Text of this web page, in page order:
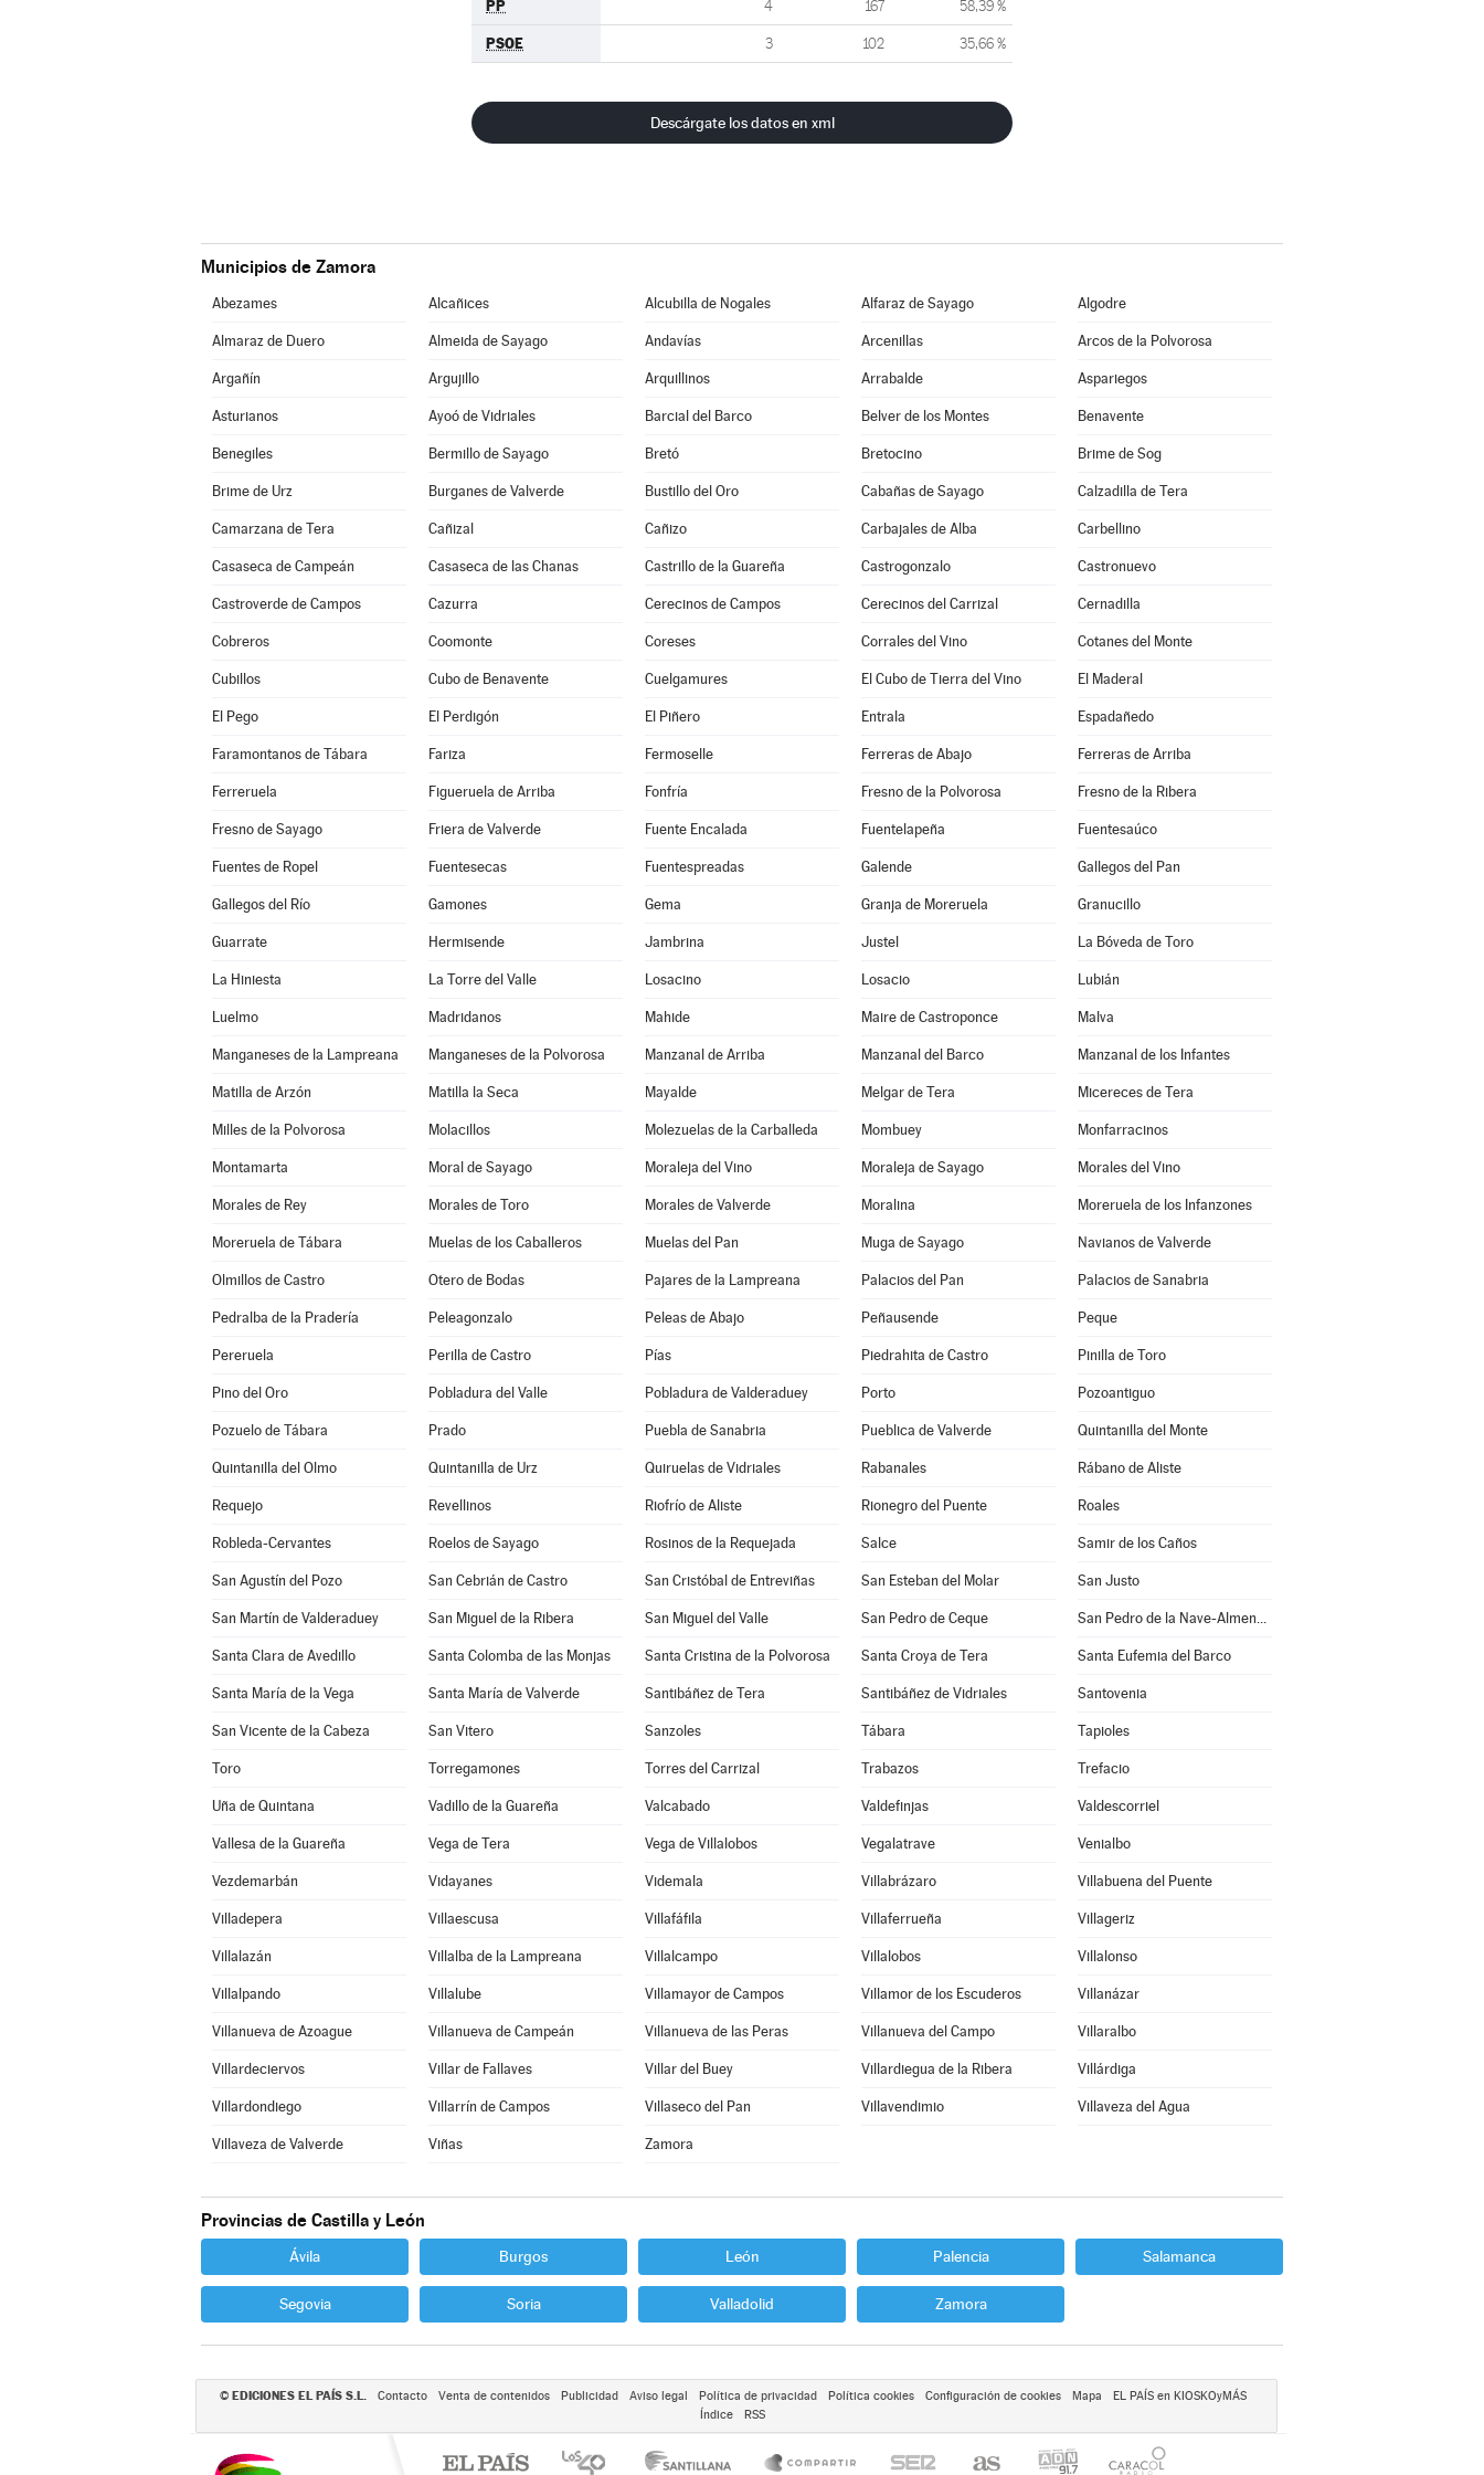
PP 4 167 58,39 %
PSOE 3 102 35,66 %
Descárgate los datos en xml
Municipios de Zamora
Abezames Alcañices Alcubilla de Nogales Alfaraz de Sayago Algodre
Almaraz de Duero Almeida de Sayago Andavías Arcenillas Arcos de la Polvorosa
Argañín Argujillo Arquillinos Arrabalde Aspariegos
Asturianos Ayoó de Vidriales Barcial del Barco Belver de los Montes Benavente
Benegiles Bermillo de Sayago Bretó Bretocino Brime de Sog
Brime de Urz Burganes de Valverde Bustillo del Oro Cabañas de Sayago Calzadilla de Tera
Camarzana de Tera Cañizal Cañizo Carbajales de Alba Carbellino
Casaseca de Campeán Casaseca de las Chanas Castrillo de la Guareña Castrogonzalo Castronuevo
Castroverde de Campos Cazurra Cerecinos de Campos Cerecinos del Carrizal Cernadilla
Cobreros Coomonte Coreses Corrales del Vino Cotanes del Monte
Cubillos Cubo de Benavente Cuelgamures El Cubo de Tierra del Vino El Maderal
El Pego El Perdigón El Piñero Entrala Espadañedo
Faramontanos de Tábara Fariza Fermoselle Ferreras de Abajo Ferreras de Arriba
Ferreruela Figueruela de Arriba Fonfría Fresno de la Polvorosa Fresno de la Ribera
Fresno de Sayago Friera de Valverde Fuente Encalada Fuentelapeña Fuentesaúco
Fuentes de Ropel Fuentesecas Fuentespreadas Galende Gallegos del Pan
Gallegos del Río Gamones Gema Granja de Moreruela Granucillo
Guarrate Hermisende Jambrina Justel La Bóveda de Toro
La Hiniesta La Torre del Valle Losacino Losacio Lubián
Luelmo Madridanos Mahide Maire de Castroponce Malva
Manganeses de la Lampreana Manganeses de la Polvorosa Manzanal de Arriba Manzanal del Barco Manzanal de los Infantes
Matilla de Arzón Matilla la Seca Mayalde Melgar de Tera Micereces de Tera
Milles de la Polvorosa Molacillos Molezuelas de la Carballeda Mombuey Monfarracinos
Montamarta Moral de Sayago Moraleja del Vino Moraleja de Sayago Morales del Vino
Morales de Rey Morales de Toro Morales de Valverde Moralina Moreruela de los Infanzones
Moreruela de Tábara Muelas de los Caballeros Muelas del Pan Muga de Sayago Navianos de Valverde
Olmillos de Castro Otero de Bodas Pajares de la Lampreana Palacios del Pan Palacios de Sanabria
Pedralba de la Pradería Peleagonzalo Peleas de Abajo Peñausende Peque
Pereruela Perilla de Castro Pías Piedrahita de Castro Pinilla de Toro
Pino del Oro Pobladura del Valle Pobladura de Valderaduey Porto Pozoantiguo
Pozuelo de Tábara Prado Puebla de Sanabria Pueblica de Valverde Quintanilla del Monte
Quintanilla del Olmo Quintanilla de Urz Quiruelas de Vidriales Rabanales Rábano de Aliste
Requejo Revellinos Riofrío de Aliste Rionegro del Puente Roales
Robleda-Cervantes Roelos de Sayago Rosinos de la Requejada Salce Samir de los Caños
San Agustín del Pozo San Cebrián de Castro San Cristóbal de Entreviñas San Esteban del Molar San Justo
San Martín de Valderaduey San Miguel de la Ribera San Miguel del Valle San Pedro de Ceque San Pedro de la Nave-Almendra
Santa Clara de Avedillo Santa Colomba de las Monjas Santa Cristina de la Polvorosa Santa Croya de Tera Santa Eufemia del Barco
Santa María de la Vega Santa María de Valverde Santibáñez de Tera Santibáñez de Vidriales Santovenia
San Vicente de la Cabeza San Vitero Sanzoles Tábara Tapioles
Toro Torregamones Torres del Carrizal Trabazos Trefacio
Uña de Quintana Vadillo de la Guareña Valcabado Valdefinjas Valdescorriel
Vallesa de la Guareña Vega de Tera Vega de Villalobos Vegalatrave Venialbo
Vezdemarbán Vidayanes Videmala Villabrázaro Villabuena del Puente
Villadepera Villaescusa Villafáfila Villaferrueña Villageriz
Villalazán Villalba de la Lampreana Villalcampo Villalobos Villalonso
Villalpando Villalube Villamayor de Campos Villamor de los Escuderos Villanázar
Villanueva de Azoague Villanueva de Campeán Villanueva de las Peras Villanueva del Campo Villaralbo
Villardeciervos Villar de Fallaves Villar del Buey Villardiegua de la Ribera Villárdiga
Villardondiego Villarrín de Campos Villaseco del Pan Villavendimio Villaveza del Agua
Villaveza de Valverde Viñas Zamora
Provincias de Castilla y León
Ávila Burgos León Palencia Salamanca
Segovia Soria Valladolid Zamora
© EDICIONES EL PAÍS S.L. Contacto Venta de contenidos Publicidad Aviso legal Política de privacidad Política cookies Configuración de cookies Mapa
EL PAÍS en KIOSKOyMÁS
Índice
RSS